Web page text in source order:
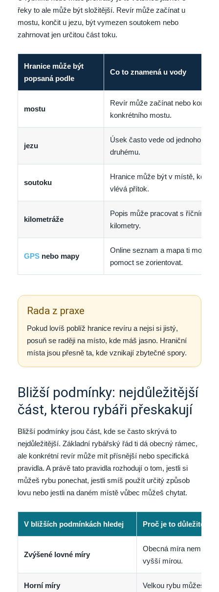
řeky to ale může být složitější. Revír může začínat u
mostu, končit u jezu, být vymezen soutokem nebo
zahrnovat jen určitou část toku.
Hranice může být
popsaná podle
Co to znamená u vody
mostu
Revír může začínat nebo končit u
konkrétního mostu.
jezu
Úsek často vede od jednoho jezu
druhému.
soutoku
Hranice může být v místě, kde se
vlévá přítok.
kilometráže
Popis může pracovat s říčními
kilometry.
GPS nebo mapy
Online seznam a mapa ti mohou
pomoct se zorientovat.
Rada z praxe
Pokud lovíš poblíž hranice revíru a nejsi si jistý,
posuň se raději na místo, kde máš jasno. Hraniční
místa jsou přesně ta, kde vznikají zbytečné spory.
Bližší podmínky: nejdůležitější
část, kterou rybáři přeskakují
Bližší podmínky jsou část, kde se často skrývá to
nejdůležitější. Základní rybářský řád ti dá obecný rámec,
ale konkrétní revír může mít přísnější nebo specifická
pravidla. A právě tato pravidla rozhodují o tom, jestli si
můžeš rybu ponechat, jestli smíš použít určitý způsob
lovu nebo jestli na daném místě vůbec můžeš chytat.
V bližších podmínkách hledej Proč je to důležité
Zvýšené lovné míry
Obecná míra nemusí
vyšší mírou.
Horní míry Velkou rybu můžeš